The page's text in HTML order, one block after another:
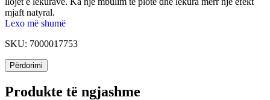
mjaft natyral.
Lexo më shumë
SKU: 7000017753
Përdorimi
Produkte të ngjashme